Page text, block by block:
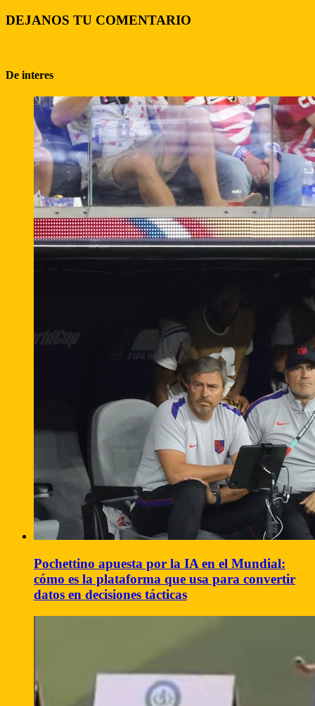
DEJANOS TU COMENTARIO
De interes
Pochettino apuesta por la IA en el Mundial:
cómo es la plataforma que usa para convertir
datos en decisiones tácticas